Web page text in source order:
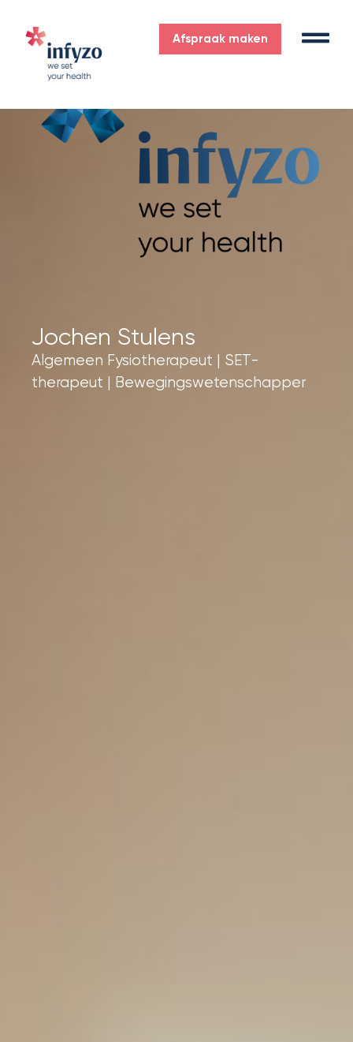
Afspraak maken
Jochen Stulens
Algemeen Fysiotherapeut | SET-
therapeut | Bewegingswetenschapper